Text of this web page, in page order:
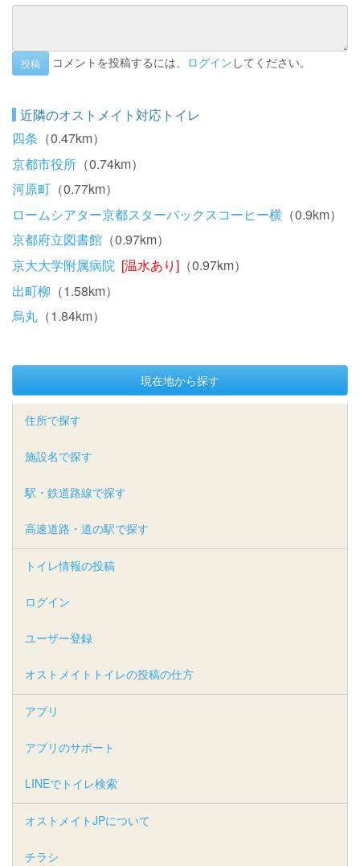
投稿 コメントを投稿するには、 ログイン してください。
近隣のオストメイト対応トイレ
四条 （0.47km）
京都市役所 （0.74km）
河原町 （0.77km）
ロームシアター京都スターバックスコーヒー横 （0.9km）
京都府立図書館 （0.97km）
京大大学附属病院 [温水あり] （0.97km）
出町柳 （1.58km）
烏丸 （1.84km）
現在地から探す
住所で探す
施設名で探す
駅・鉄道路線で探す
高速道路・道の駅で探す
トイレ情報の投稿
ログイン
ユーザー登録
オストメイトトイレの投稿の仕方
アプリ
アプリのサポート
LINEでトイレ検索
オストメイトJPについて
チラシ